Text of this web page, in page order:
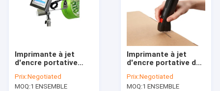
Imprimante à jet
d'encre portative
Prix:Negotiated
MOQ:1 ENSEMBLE
Imprimante à jet
d'encre portative de
Handheld Glass Logo
Prix:Negotiated
MOQ:1 ENSEMBLE